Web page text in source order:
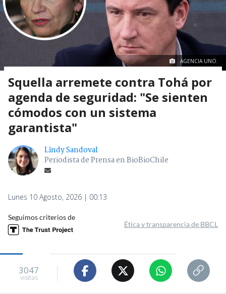
AGENCIA UNO.
Squella arremete contra Tohá por
agenda de seguridad: "Se sienten
cómodos con un sistema
garantista"
Lindy Sandoval
Periodista de Prensa en BioBioChile
Lunes 10 Agosto, 2026 | 00:13
Seguimos criterios de
Ética y transparencia de BBCL
3047
visitas